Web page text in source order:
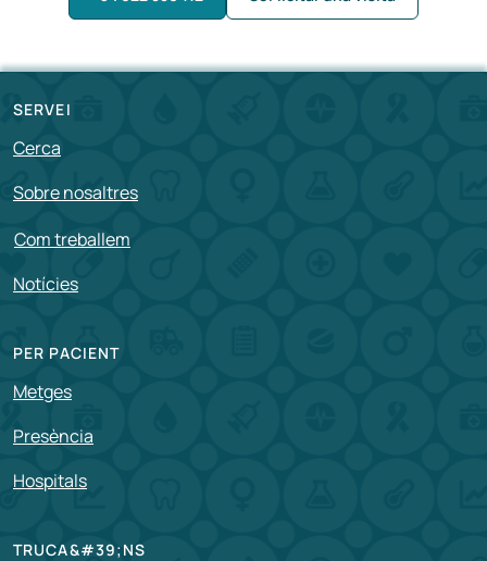
SERVEI
Cerca
Sobre nosaltres
Com treballem
Notícies
PER PACIENT
Metges
Presència
Hospitals
TRUCA&#39;NS